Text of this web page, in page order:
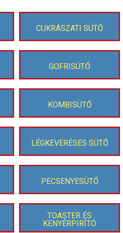
CUKRÁSZATI SÜTŐ
GOFRISÜTŐ
KOMBISÜTŐ
LÉGKEVERÉSES SÜTŐ
PECSENYESÜTŐ
TOASTER ÉS
KENYÉRPIRÍTÓ